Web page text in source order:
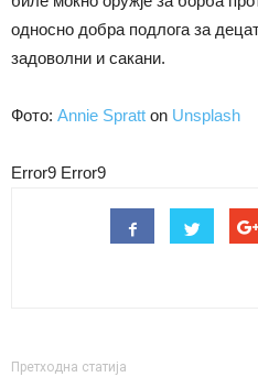
односно добра подлога за
задоволни и сакани.
Фото: Annie Spratt on Unsplash
Error9 Error9
Претходна статија